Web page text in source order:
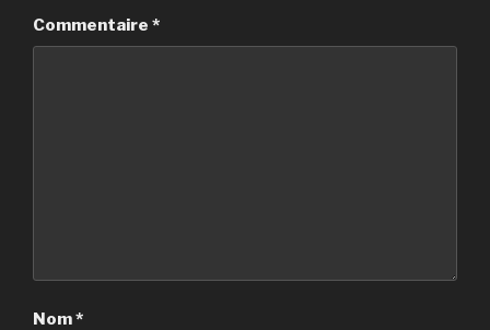
Commentaire *
Nom*